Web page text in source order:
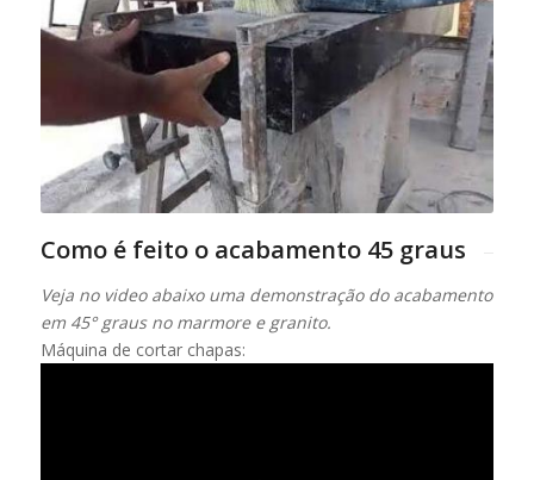
Como é feito o acabamento 45 graus
Veja no video abaixo uma demonstração do acabamento
em 45° graus no marmore e granito.
Máquina de cortar chapas: